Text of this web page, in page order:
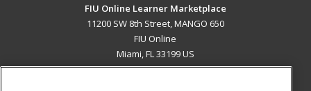
FIU Online Learner Marketplace
11200 SW 8th Street, MANGO 650
FIU Online
Miami, FL 33199 US